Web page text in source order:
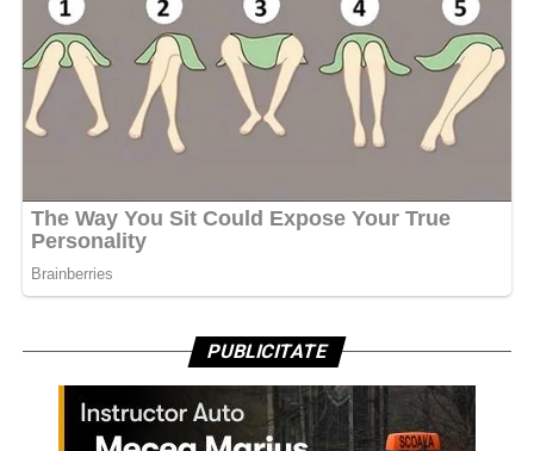
PUBLICITATE